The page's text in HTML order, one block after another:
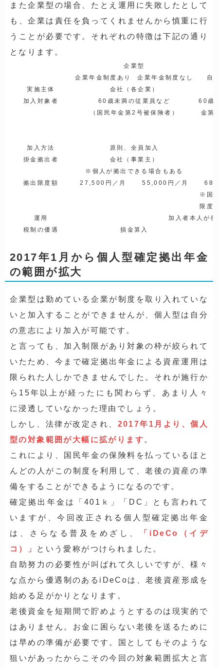
また企業型の場合、たとえ運用に失敗したとして
も、企業は責任を負ってくれませんから慎重に行
うことが必要です。それぞれの特徴は下記の通り
となります。
企業型
企業年金制度あり
企業年金制度なし
自
実施主体
会社（各企業）
加入対象者
60歳未満の従業員など
（国民年金第2号被保険者）
60歳
金第
加入方法
原則、全員加入
掛金拠出者
会社（事業主）
※個人が拠出できる場合もある
拠出限度額
27,500円／月 55,000円／月
※国
限度
運用
加入者本人が
税制の優遇
損金算入
2017年1月から個人型確定拠出年金
の範囲が拡大
企業型は勤めている企業が制度を取り入れていな
いと加入することができませんが、個人型は自分
の意志により加入が可能です。
と言っても、加入制限があり対象の枠が絞られて
いたため、今まで確定拠出年金による資産運用は
限られた人しかできませんでした。それが施行か
ら15年以上が経ったにも関わらず、あまり人々
に浸透していなかった理由でしょう。
しかし、法律が改定され、 2017年1月より、個人
型の対象範囲が大幅に拡がります 。
これにより、国民年金の保険料を払っているほと
んどの人がこの制度を利用して、老後の資産の準
備をすることができるようになるのです。
確定拠出年金は「401ｋ」「DC」とも言われて
いますが、今回改正される個人型確定拠出年金
は、さらなる普及をめざし、
「iDeCo（イデ
コ）」
という愛称がつけられました。
自助努力の必要性が叫ばれて久しいですが、様々
な点から優遇制のあるiDeCoは、老後資産形成を
始める足がかりとなります。
老後資金を短期間で貯めようとするのは現実的で
はありません。お金に困らない老後を送るために
は早めの準備が必要です。国としてもそのような
狙いがあったからこその今回の対象範囲拡大と言